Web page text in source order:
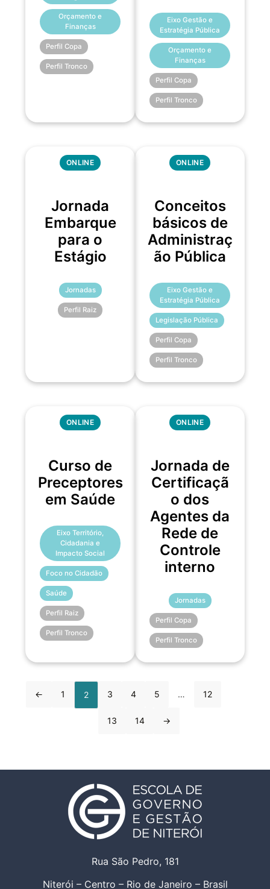
Orçamento e
Finanças
Perfil Copa
Perfil Tronco
Eixo Gestão e
Estratégia Pública
Orçamento e
Finanças
Perfil Copa
Perfil Tronco
ONLINE
Jornada
Embarque
para o
Estágio
Jornadas
Perfil Raiz
ONLINE
Conceitos
básicos de
Administraç
ão Pública
Eixo Gestão e
Estratégia Pública
Legislação Pública
Perfil Copa
Perfil Tronco
ONLINE
Curso de
Preceptores
em Saúde
Eixo Território,
Cidadania e
Impacto Social
Foco no Cidadão
Saúde
Perfil Raiz
Perfil Tronco
ONLINE
Jornada de
Certificaçã
o dos
Agentes da
Rede de
Controle
interno
Jornadas
Perfil Copa
Perfil Tronco
← 1 2 3 4 5 … 12
13 14 →
Rua São Pedro, 181
Niterói – Centro – Rio de Janeiro – Brasil